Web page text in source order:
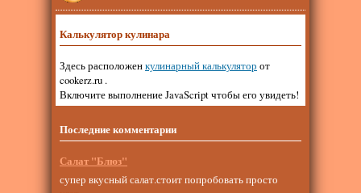
Калькулятор кулинара
Здесь расположенкулинарный калькулятор от
cookerz.ru .
Включите выполнение JavaScript чтобы его увидеть!
Последние комментарии
Салат "Блюз"
супер вкусный салат.стоит попробовать просто